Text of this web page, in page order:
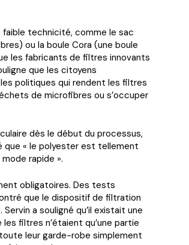
faible technicité, comme le sac
ou la boule Cora (une boule
les fabricants de filtres innovants
que les citoyens
politiques qui rendent les filtres
de microfibres ou s’occuper
dès le début du processus,
que « le polyester est tellement
rapide ».
obligatoires. Des tests
que le dispositif de filtration
a souligné qu’il existait une
filtres n’étaient qu’une partie
leur garde-robe simplement